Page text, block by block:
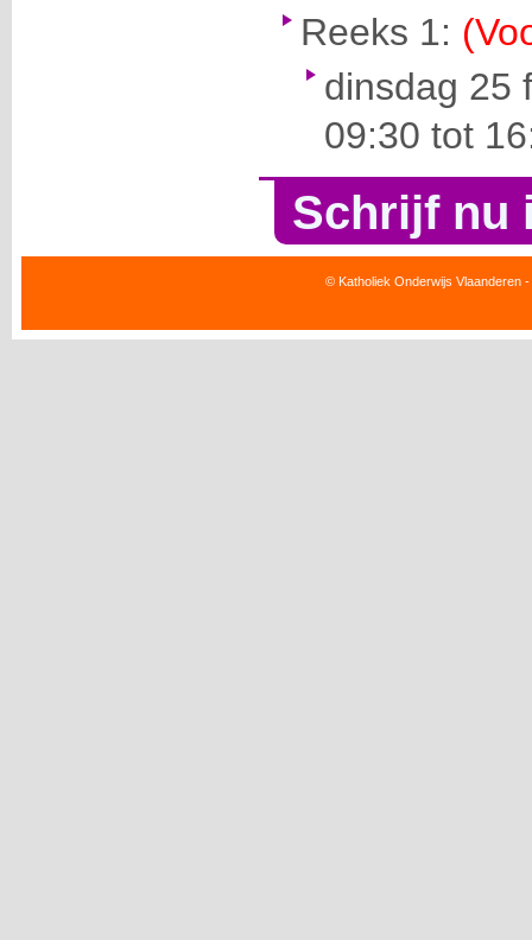
Reeks 1:
dinsdag 25
09:30 tot
Schrijf nu
© Katholiek Onderwijs Vlaanderen